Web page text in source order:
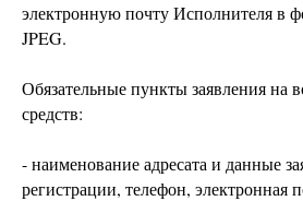
электронную почту Исполнителя в
JPEG.
Обязательные пункты заявления на
средств:
- наименование адресата и данные
регистрации, телефон, электронная